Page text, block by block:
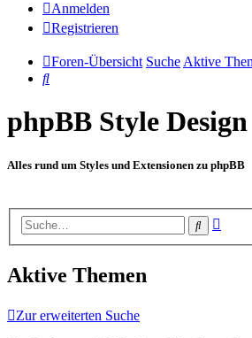
Anmelden
Registrieren
Foren-Übersicht Suche Aktive
Suche
phpBB Style Design
Alles rund um Styles und Extensionen zu phpBB
Suche
Aktive Themen
Zur erweiterten Suche